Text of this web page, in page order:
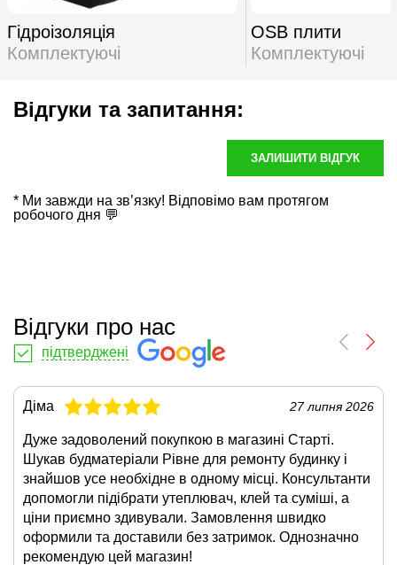
Гідроізоляція
Комплектуючі
OSB плити
Комплектуючі
Відгуки та запитання:
ЗАЛИШИТИ ВІДГУК
* Ми завжди на зв’язку! Відповімо вам протягом
робочого дня 💬
Відгуки про нас
підтверджені
Діма 27 липня 2026
Дуже задоволений покупкою в магазині Старті.
Шукав будматеріали Рівне для ремонту будинку і
знайшов усе необхідне в одному місці. Консультанти
допомогли підібрати утеплювач, клей та суміші, а
ціни приємно здивували. Замовлення швидко
оформили та доставили без затримок. Однозначно
рекомендую цей магазин!